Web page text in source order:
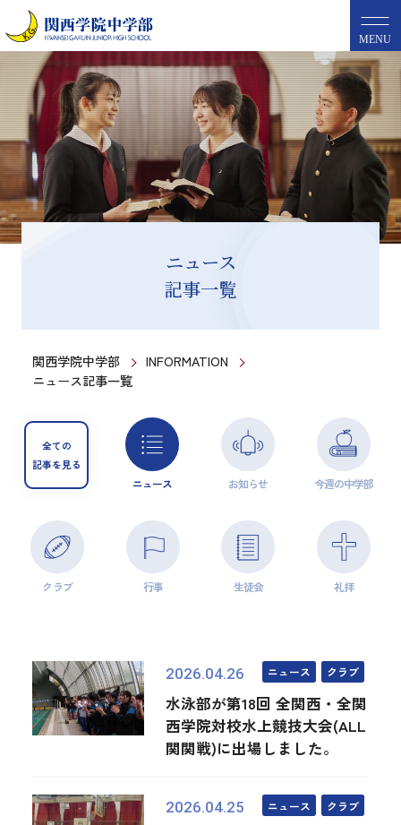
MENU
ニュース
記事一覧
関西学院中学部
INFORMATION
ニュース記事一覧
全ての
記事を見る
ニュース お知らせ 今週の中学部
クラブ 行事 生徒会 礼拝
2026.04.26 ニュース クラブ
水泳部が第18回 全関西・全関
西学院対校水上競技大会(ALL
関関戦)に出場しました。
2026.04.25 ニュース クラブ